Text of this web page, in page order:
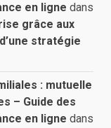
en ligne dans
grâce aux
stratégie
: mutuelle
– Guide des
en ligne dans